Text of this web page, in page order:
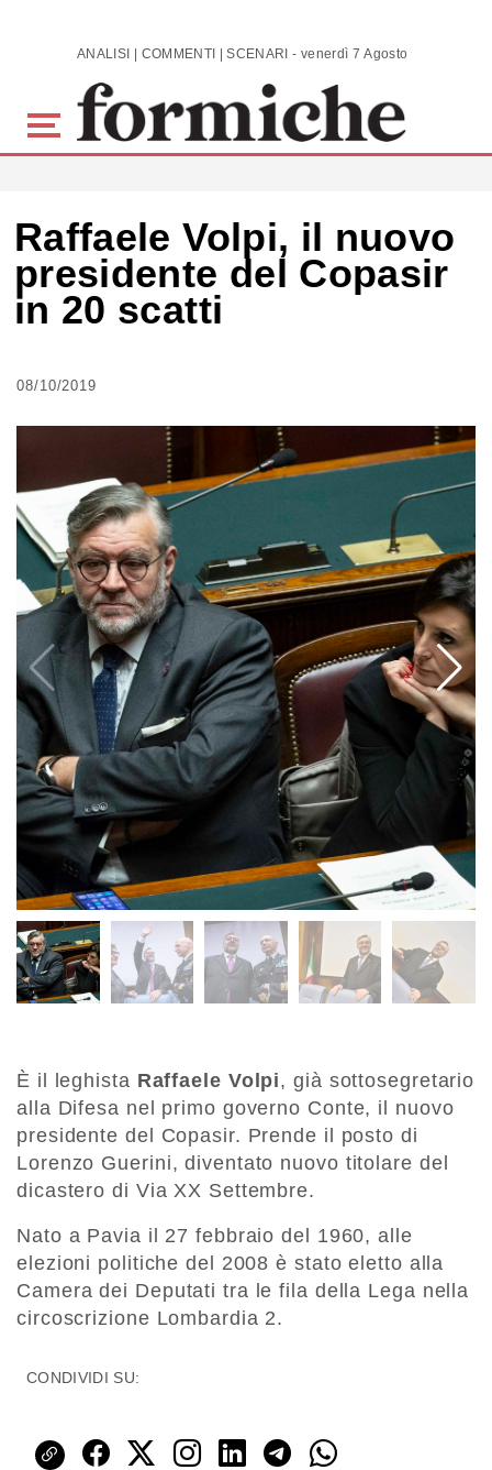
Skip to main content ANALISI | COMMENTI | SCENARI - venerdì 7 Agosto 2026
Raffaele Volpi, il nuovo
presidente del Copasir
in 20 scatti
08/10/2019
È il leghista Raffaele Volpi, già sottosegretario
alla Difesa nel primo governo Conte, il nuovo
presidente del Copasir. Prende il posto di
Lorenzo Guerini, diventato nuovo titolare del
dicastero di Via XX Settembre.
Nato a Pavia il 27 febbraio del 1960, alle
elezioni politiche del 2008 è stato eletto alla
Camera dei Deputati tra le fila della Lega nella
circoscrizione Lombardia 2.
CONDIVIDI SU: